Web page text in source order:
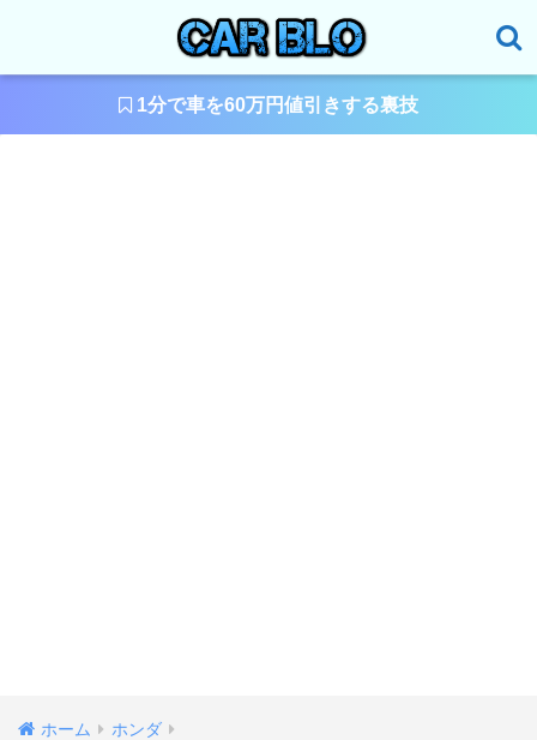
1分で車を60万円値引きする裏技
ホーム ホンダ